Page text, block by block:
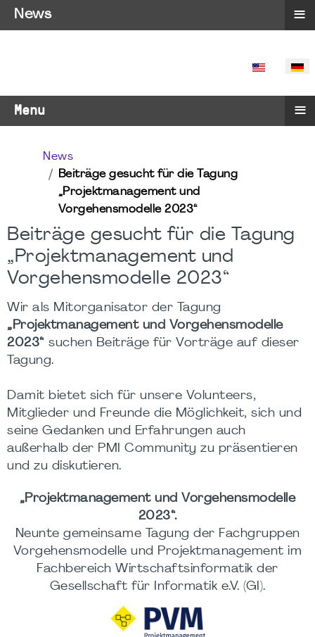
SPRACHE
Menu ≡
News
Beiträge gesucht für die Tagung
„Projektmanagement und
Vorgehensmodelle 2023“
Beiträge gesucht für die Tagung
„Projektmanagement und
Vorgehensmodelle 2023“
Wir als Mitorganisator der Tagung
„Projektmanagement und Vorgehensmodelle
2023“ suchen Beiträge für Vorträge auf dieser
Tagung.
Damit bietet sich für unsere Volunteers,
Mitglieder und Freunde die Möglichkeit, sich und
seine Gedanken und Erfahrungen auch
außerhalb der PMI Community zu präsentieren
und zu diskutieren.
„Projektmanagement und Vorgehensmodelle
2023“.
Neunte gemeinsame Tagung der Fachgruppen
Vorgehensmodelle und Projektmanagement im
Fachbereich Wirtschaftsinformatik der
Gesellschaft für Informatik e.V. (GI).
News ≡